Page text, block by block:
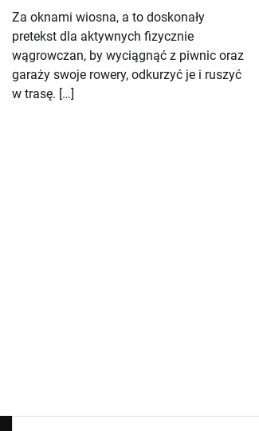
Za oknami wiosna, a to doskonały
pretekst dla aktywnych fizycznie
wągrowczan, by wyciągnąć z piwnic oraz
garaży swoje rowery, odkurzyć je i ruszyć
w trasę. […]